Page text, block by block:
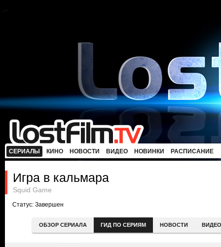
СЕРИАЛЫ КИНО НОВОСТИ ВИДЕО НОВИНКИ РАСПИСАНИЕ
Игра в кальмара
Squid Game
Статус: Завершен
ОБЗОР СЕРИАЛА ГИД ПО СЕРИЯМ НОВОСТИ ВИДЕО